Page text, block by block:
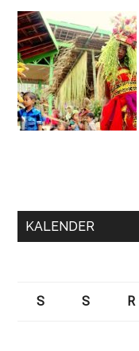
KALENDER
S
S R